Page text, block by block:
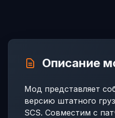
Описание
Мод представляет
версию штатного
SCS. Совместим с